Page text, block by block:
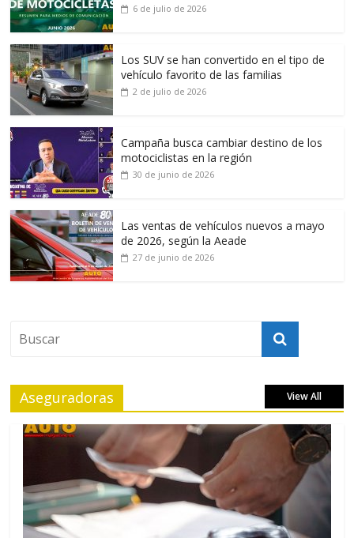
6 de julio de 2026
Los SUV se han convertido en el tipo de
vehículo favorito de las familias
2 de julio de 2026
Campaña busca cambiar destino de los
motociclistas en la región
30 de junio de 2026
Las ventas de vehículos nuevos a mayo
de 2026, según la Aeade
27 de junio de 2026
Aseguradoras View All